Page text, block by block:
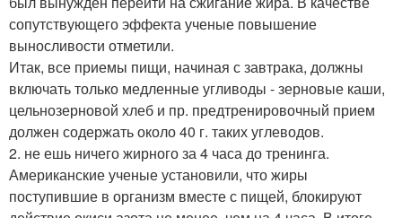
сопутствующего эффекта ученые повышение
выносливости отметили.
Итак, все приемы пищи, начиная с завтрака, должны
включать только медленные угливоды - зерновые каши,
цельнозерновой хлеб и пр. предтренировочный прием
должен содержать около 40 г. таких углеводов.
2. не ешь ничего жирного за 4 часа до тренинга.
Американские ученые установили, что жиры
поступившие в организм вместе с пищей, блокируют